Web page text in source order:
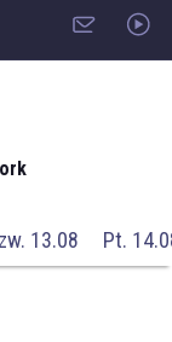
13.08 Pt.